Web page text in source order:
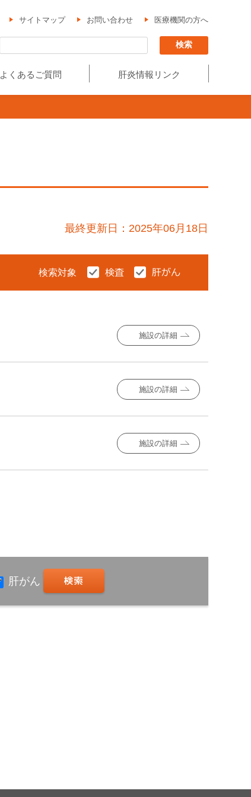
サイトマップ お問い合わせ 医療機関の方へ
よくあるご質問 肝炎情報リンク
最終更新日：2025年06月18日
検索対象
施設の詳細
施設の詳細
施設の詳細
肝がん